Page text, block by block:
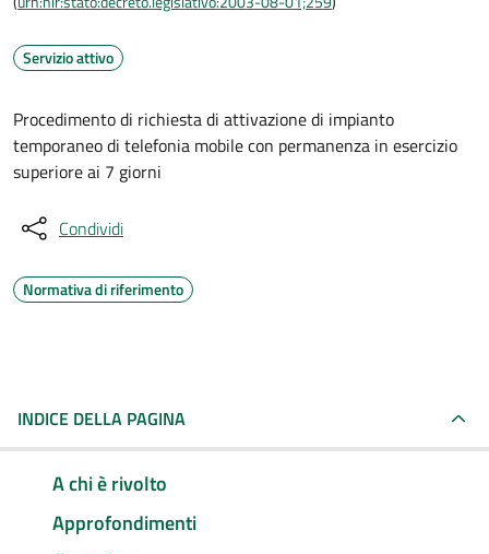
Servizio attivo
Procedimento di richiesta di attivazione di impianto
temporaneo di telefonia mobile con permanenza in esercizio
superiore ai 7 giorni
Condividi
Normativa di riferimento
INDICE DELLA PAGINA
A chi è rivolto
Approfondimenti